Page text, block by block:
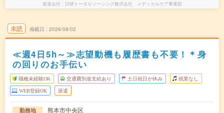
派遣会社 日研トータルソーシング株式会社 メディカルケア事業部
未読 掲載日 2026/08/02
≪週4日5h～≫志望動機も履歴書も不要！＊身
の回りのお手伝い
職種未経験OK 交通費別途支給あり 土日祝日が休み 残業なし
WEB登録OK 派遣
勤務地 熊本市中央区